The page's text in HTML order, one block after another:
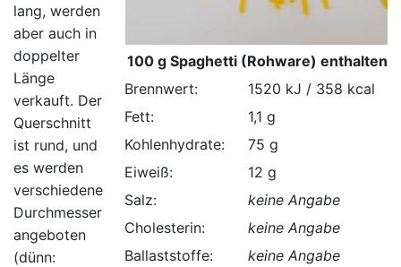
100 g Spaghetti (Rohware) enthalten:
Brennwert:
1520 kJ / 358 kcal
Fett:
1,1 g
Kohlenhydrate:
75 g
Eiweiß:
12 g
Salz:
keine Angabe
Cholesterin:
keine Angabe
Ballaststoffe:
keine Angabe
lang, werden
aber auch in
doppelter
Länge
verkauft. Der
Querschnitt
ist rund, und
es werden
verschiedene
Durchmesser
angeboten
(dünn: